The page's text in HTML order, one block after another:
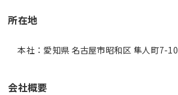
所在地
本社：愛知県 名古屋市昭和区 隼人町7-10
会社概要